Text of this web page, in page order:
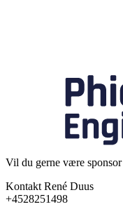
Vil du gerne være
Kontakt René Duus
+4528251498